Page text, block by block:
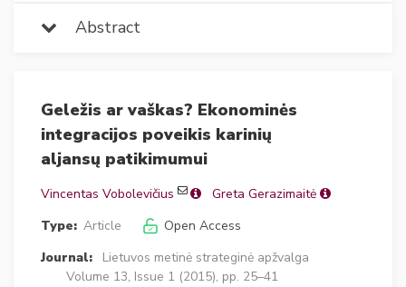
Abstract
Geležis ar vaškas? Ekonominės
integracijos poveikis karinių
aljansų patikimumui
Vincentas Vobolevičius
Greta Gerazimaitė
Type: Article
Open Access
Journal:
Lietuvos metinė strateginė apžvalga
Volume 13, Issue 1 (2015), pp. 25–41